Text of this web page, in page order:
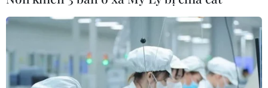
Algeria xây dựng cơ chế quốc gia
kiểm chứng thông tin nhằm chống
tin giả
26/07/2026 14:50